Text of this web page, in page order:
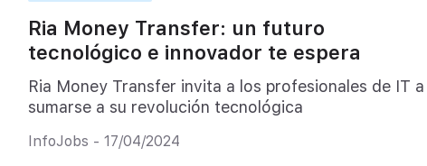
Ria Money Transfer: un futuro
tecnológico e innovador te espera
Ria Money Transfer invita a los profesionales de IT a
sumarse a su revolución tecnológica
InfoJobs - 17/04/2024